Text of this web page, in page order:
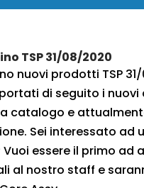
TSP 31/08/2020
nuovi prodotti TSP
di seguito i nuovi
catalogo e
Sei interessato ad
essere il primo ad
al nostro staff e